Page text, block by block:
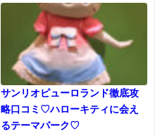
サンリオピューロランド徹底攻
略口コミ♡ハローキティに会え
るテーマパーク♡